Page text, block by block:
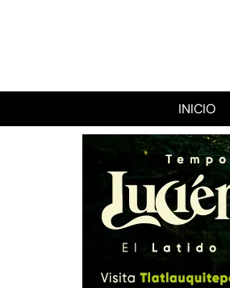
INICIO